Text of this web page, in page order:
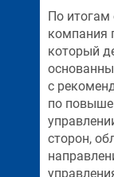
По итогам
компания
который
с
по
сторон,